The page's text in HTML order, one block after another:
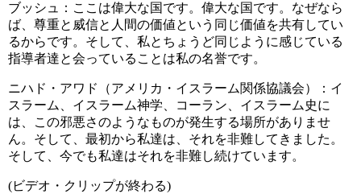
ブッシュ：ここは偉大な国です。偉大な国です。なぜなら
ば、尊重と威信と人間の価値という同じ価値を共有してい
るからです。そして、私とちょうど同じように感じている
指導者達と会っていることは私の名誉です。
ニハド・アワド（アメリカ・イスラーム関係協議会）：イ
スラーム、イスラーム神学、コーラン、イスラーム史に
は、この邪悪さのようなものが発生する場所がありませ
ん。そして、最初から私達は、それを非難してきました。
そして、今でも私達はそれを非難し続けています。
(ビデオ・クリップが終わる)